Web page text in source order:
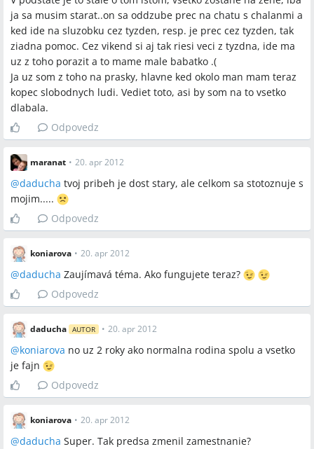
ja sa musim starat..on sa oddzube prec na chatu s chalanmi a
ked ide na sluzobku cez tyzden, resp. je prec cez tyzden, tak
ziadna pomoc. Cez vikend si aj tak riesi veci z tyzdna, ide ma
uz z toho porazit a to mame male babatko .(
Ja uz som z toho na prasky, hlavne ked okolo man mam teraz
kopec slobodnych ludi. Vediet toto, asi by som na to vsetko
dlabala.
Odpovedz
maranat • 20. apr 2012
@daducha tvoj pribeh je dost stary, ale celkom sa stotoznuje s
mojim.....
Odpovedz
koniarova • 20. apr 2012
@daducha Zaujímavá téma. Ako fungujete teraz?
Odpovedz
daducha AUTOR • 20. apr 2012
@koniarova no uz 2 roky ako normalna rodina spolu a vsetko
je fajn
Odpovedz
koniarova • 20. apr 2012
@daducha Super. Tak predsa zmenil zamestnanie?